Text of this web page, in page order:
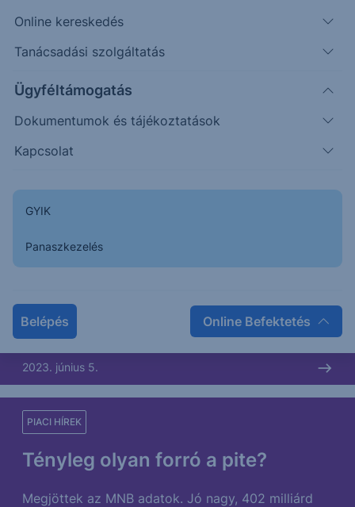
Online kereskedés
Tanácsadási szolgáltatás
Ügyféltámogatás
Dokumentumok és tájékoztatások
Kapcsolat
GYIK
Panaszkezelés
Belépés Online Befektetés
Ma tették közzé az áprilisi kiskereskedelmi
hozott. A várt 10,6 százalékkal szemben
PIACI HÍREK
A külföldiek kezén levő állampapír állomány nagyot
áprilisban is. A korábbi...
2023. június 5.
Tényleg olyan forró a pite?
PIACI HÍREK
Megjöttek az MNB adatok. Jó nagy, 402 milliárd